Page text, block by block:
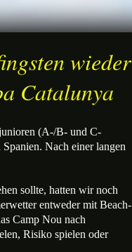
wieder
Catalunya
(A-/B- und C-
Nach einer langen
sollte, hatten wir noch
entweder mit Beach-
Camp Nou nach
Risiko spielen oder